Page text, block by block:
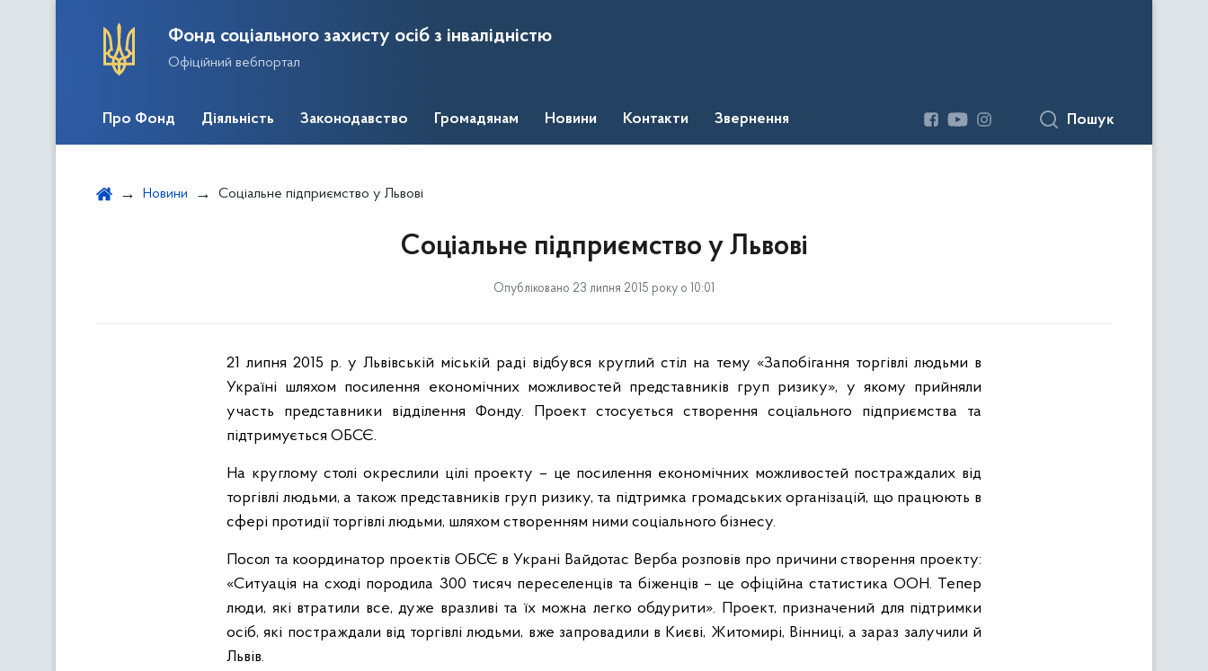
Фонд соціального захисту осіб з інвалідністю
Офіційний вебпортал
Про Фонд Діяльність Законодавство Громадянам Новини Контакти Звернення Пошук
Новини Соціальне підприємство у Львові
Соціальне підприємство у Львові
Опубліковано 23 липня 2015 року о 10:01
21 липня 2015 р. у Львівській міській раді відбувся круглий стіл на тему «Запобігання торгівлі людьми в
Україні шляхом посилення економічних можливостей представників груп ризику», у якому прийняли
участь представники відділення Фонду. Проект стосується створення соціального підприємства та
підтримується ОБСЄ.
На круглому столі окреслили цілі проекту – це посилення економічних можливостей постраждалих від
торгівлі людьми, а також представників груп ризику, та підтримка громадських організацій, що працюють в
сфері протидії торгівлі людьми, шляхом створенням ними соціального бізнесу.
Посол та координатор проектів ОБСЄ в Украні Вайдотас Верба розповів про причини створення проекту:
«Ситуація на сході породила 300 тисяч переселенців та біженців – це офіційна статистика ООН. Тепер
люди, які втратили все, дуже вразливі та їх можна легко обдурити». Проект, призначений для підтримки
осіб, які постраждали від торгівлі людьми, вже запровадили в Києві, Житомирі, Вінниці, а зараз залучили й
Львів.